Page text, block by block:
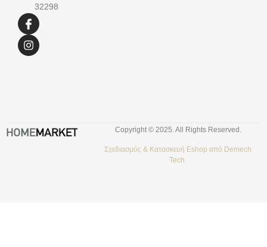
32298
Copyright © 2025. All Rights Reserved.
Σχεδιασμός & Κατασκευή Eshop από Demech
Tech.